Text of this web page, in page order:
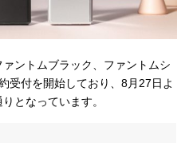
ントムブラック、ファントムシ
受付を開始しており、8月27日よ
となっています。